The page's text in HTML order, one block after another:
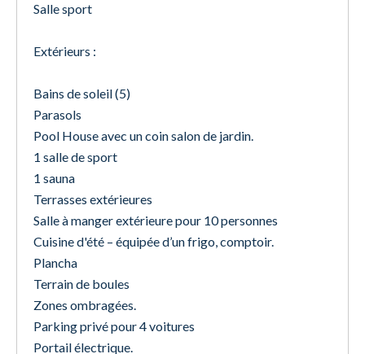
Salle sport
Extérieurs :
Bains de soleil (5)
Parasols
Pool House avec un coin salon de jardin.
1 salle de sport
1 sauna
Terrasses extérieures
Salle à manger extérieure pour 10 personnes
Cuisine d'été – équipée d’un frigo, comptoir.
Plancha
Terrain de boules
Zones ombragées.
Parking privé pour 4 voitures
Portail électrique.